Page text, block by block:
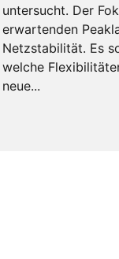
untersucht. Der
erwartenden
Netzstabilität. Es
welche
neue...